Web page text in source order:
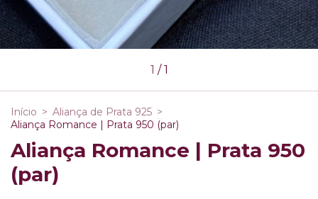
1 /1
Início > Aliança de Prata 925 >
Aliança Romance | Prata 950 (par)
Aliança Romance | Prata 950
(par)